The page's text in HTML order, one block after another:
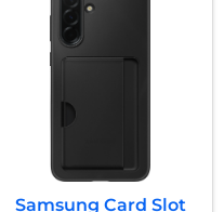
Samsung Card Slot